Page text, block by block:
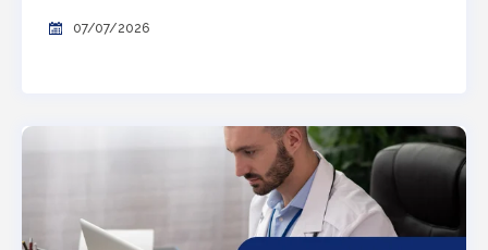
07/07/2026